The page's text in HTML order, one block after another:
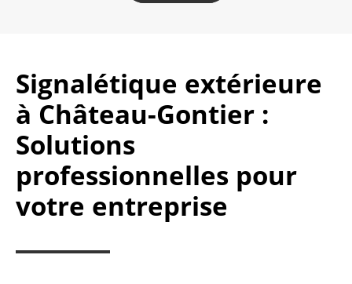
Signalétique extérieure
à Château-Gontier :
Solutions
professionnelles pour
votre entreprise